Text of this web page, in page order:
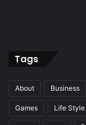
Tags
About Business
Games Life Style